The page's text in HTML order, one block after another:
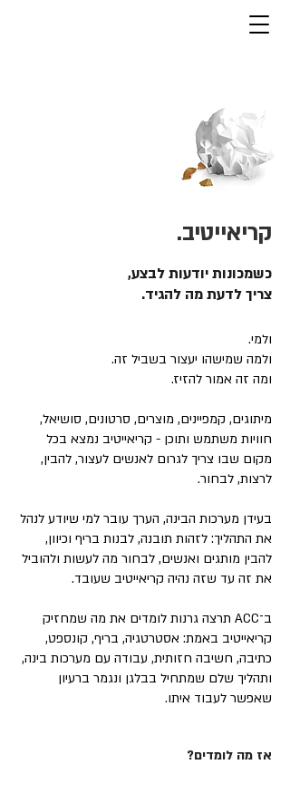
קריאייטיב.
כשמכונות יודעות לבצע,
צריך לדעת מה להגיד.
ולמי.
ולמה שמישהו יעצור בשביל זה.
ומה זה אמור להזיז.
מיתוגים, קמפיינים, מוצרים, סרטונים, סושיאל,
חוויות משתמש ותוכן - קריאייטיב נמצא בכל
מקום שבו צריך לגרום לאנשים לעצור, להבין,
לרצות, לבחור.
בעידן מערכות הבינה, הערך עובר למי שיודע לנהל
את התהליך: לזהות תובנה, לבנות בריף וכיוון,
להבין מותגים ואנשים, לבחור מה לעשות ולהוביל
את זה עד שזה נהיה קריאייטיב שעובד.
ב־ACC תרצה גרנות לומדים את מה שמחזיק
קריאייטיב באמת: אסטרטגיה, בריף, קונספט,
כתיבה, חשיבה חזותית, עבודה עם מערכות בינה,
ותהליך שלם שמתחיל בבלגן ונגמר ברעיון
שאפשר לעבוד איתו.
אז מה לומדים?